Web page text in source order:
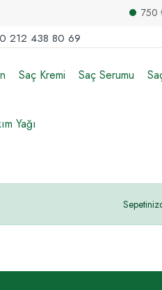
750 ₺
212 438 80 69
Saç Kremi Saç Serumu
Yağı